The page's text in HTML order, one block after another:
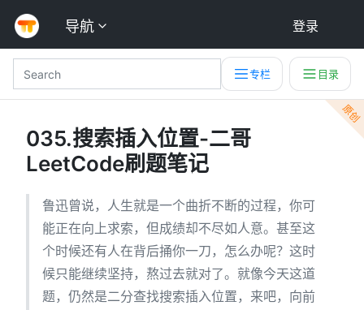
导航 登录
专栏 目录
原创
035.搜索插入位置-二哥
LeetCode刷题笔记
鲁迅曾说，人生就是一个曲折不断的过程，你可
能正在向上求索，但成绩却不尽如人意。甚至这
个时候还有人在背后捅你一刀，怎么办呢？这时
候只能继续坚持，熬过去就对了。就像今天这道
题，仍然是二分查找搜索插入位置，来吧，向前